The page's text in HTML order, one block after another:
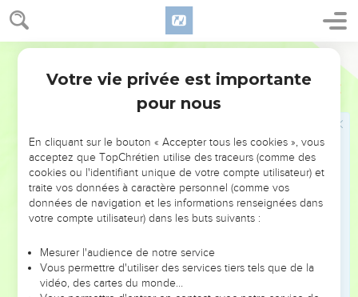
Deutéronome 15
Seigneur votre Dieu vous bénira dans tout ce que vous
entreprendrez.
Les premiers-nés des animaux
Tout premier-né mâle de vos vaches, brebis ou chèvres
donc pas travailler un taureau premier-né, et vous ne tondrez
pas un mouton premier-né.
Chaque année, vous les mangerez en famille, au
sanctuaire du Seigneur votre Dieu, dans le lieu qu’il aura
Si l’un d’eux a un défaut, s’il est boiteux ou aveugle, ou s’il
a n’importe quel autre défaut grave, vous ne l’offrirez pas en
sacrifice au Seigneur votre Dieu.
Votre vie privée est importante
pour nous
En cliquant sur le bouton « Accepter tous les cookies », vous
acceptez que TopChrétien utilise des traceurs (comme des
cookies ou l'identifiant unique de votre compte utilisateur) et
traite vos données à caractère personnel (comme vos
données de navigation et les informations renseignées dans
votre compte utilisateur) dans les buts suivants :
Mesurer l'audience de notre service
Vous permettre d'utiliser des services tiers tels que de la
vidéo, des cartes du monde…